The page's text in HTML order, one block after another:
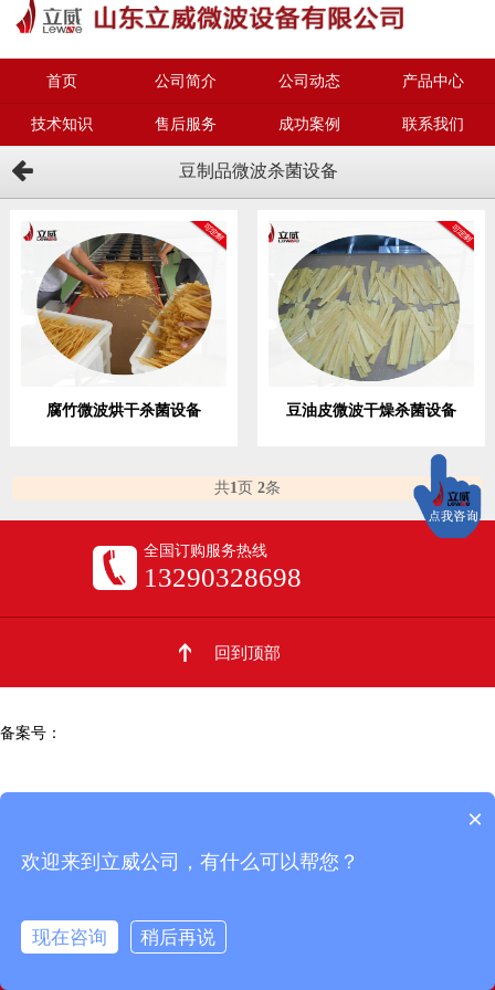
首页 公司简介 公司动态 产品中心
技术知识 售后服务 成功案例 联系我们
豆制品微波杀菌设备
腐竹微波烘干杀菌设备 豆油皮微波干燥杀菌设备
共1页 2条
全国订购服务热线
13290328698
回到顶部
备案号：
×
欢迎来到立威公司，有什么可以帮您？
现在咨询 稍后再说